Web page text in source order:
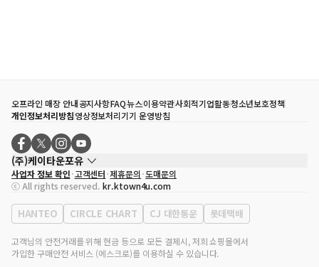
오프라인 매장 안내공지사항FAQ뉴스이용약관사회적기업활동청소년보호정책
개인정보처리방침영상정보처리기기 운영방침
(주)케이타운포유
대표자
송효민
사업자등록번호
120-87-71116
통신판매업 신고번호 제2011-서울강남-02223
대표전화
02-552-9855
사업자 정보 확인 고객센터 제휴문의 도매문의
ⓒ All rights reserved. kr.ktown4u.com
HANTEO CIRCLE CHART CJ 대한통운 롯데택배
고객님의 안전거래를 위해 현금 등으로 모든 결제시, 저희 쇼핑몰에서
가입한 구매안전 서비스 (에스크로)를 이용하실 수 있습니다.